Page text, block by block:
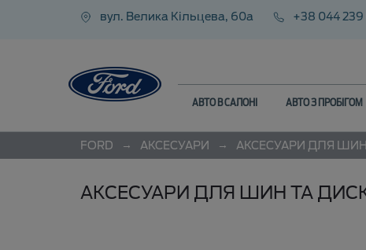
вул. Велика Кільцева, 60а +38 044
АВТО В САЛОНІ АВТО З ПРОБІГОМ
FORD → АКСЕСУАРИ → АКСЕСУАРИ ДЛЯ ШИН
АКСЕСУАРИ ДЛЯ ШИН ТА